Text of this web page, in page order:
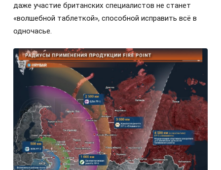
даже участие британских специалистов не станет
«волшебной таблеткой», способной исправить всё в
одночасье.